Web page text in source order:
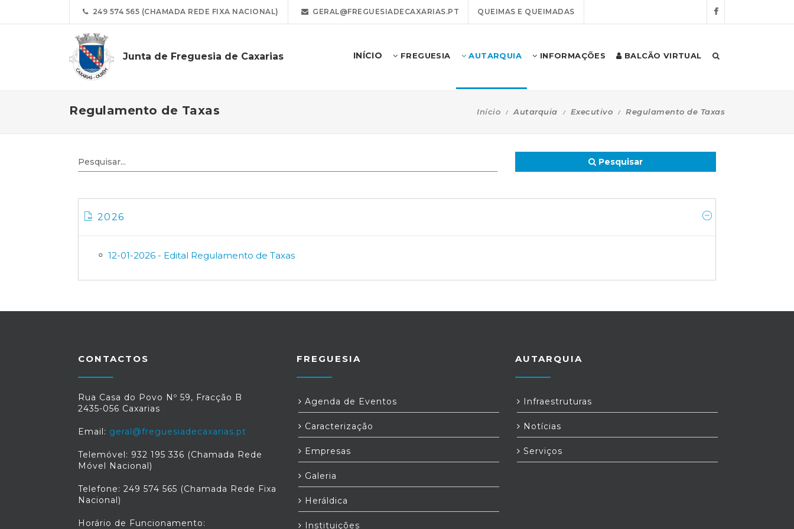
249 574 565 (CHAMADA REDE FIXA NACIONAL) GERAL@FREGUESIADECAXARIAS.PT QUEIMAS E QUEIMADAS
Junta de Freguesia de Caxarias INÍCIO FREGUESIA AUTARQUIA INFORMAÇÕES BALCÃO VIRTUAL
Regulamento de Taxas Início Autarquia Executivo Regulamento de Taxas
Pesquisar
2026
12-01-2026 - Edital Regulamento de Taxas
CONTACTOS
Rua Casa do Povo Nº 59, Fracção B
2435-056 Caxarias
Email: geral@freguesiadecaxarias.pt
Telemóvel: 932 195 336 (Chamada Rede
Móvel Nacional)
Telefone: 249 574 565 (Chamada Rede Fixa
Nacional)
Horário de Funcionamento:
FREGUESIA
Agenda de Eventos
Caracterização
Empresas
Galeria
Heráldica
Instituições
AUTARQUIA
Infraestruturas
Notícias
Serviços